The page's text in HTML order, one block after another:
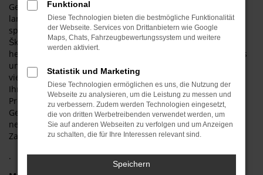
Generationen handelt es sich um ein durch und durch
langlebiges Modell, dem einige Jahre auf dem
sprichwörtlichen „Buckel“ kaum etwas ausmachen. Mit dem
Škoda Karoq Gebrauchtwagen genießen Sie ein
herausragendes Design und brauchen auch nicht auf Extras
und Assistenzsysteme zu verzichten. Der Hersteller war in
vielen technischen Entwicklungen sehr früh, sodass Sie für
Ihre Mobilität in Wernigerode aus dem Vollen schöpfen.
Preislich kommen wir Ihnen bei jedem Škoda Karoq
Gebrauchtwagen für Wernigerode weit entgegen und
nehmen zudem gerne auch Ihren aktuellen Gebrauchten in
Zahlung.
.
Funktional
Diese Technologien bieten die bestmögliche Funktionalität
der Webseite. Services von Drittanbietern wie Google
Maps, Chats, Fahrzeugbewertungssystem und weitere
werden aktiviert.
Statistik und Marketing
Diese Technologien ermöglichen es uns, die Nutzung der
Webseite zu analysieren, um die Leistung zu messen und
zu verbessern. Zudem werden Technologien eingesetzt,
die von dritten Werbetreibenden verwendet werden, um
Sie auf anderen Webseiten zu verfolgen und um Anzeigen
zu schalten, die für Ihre Interessen relevant sind.
Speichern